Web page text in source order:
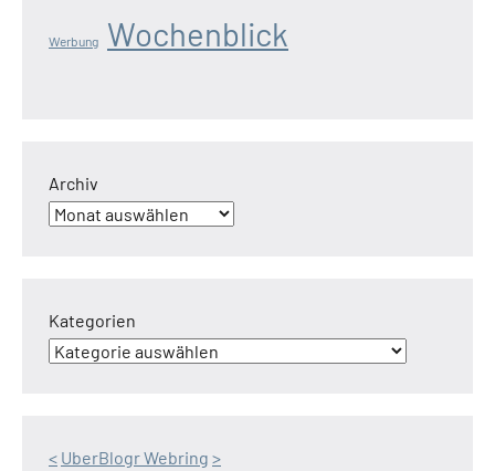
Werbung Wochenblick
Archiv
Kategorien
< UberBlogr Webring >